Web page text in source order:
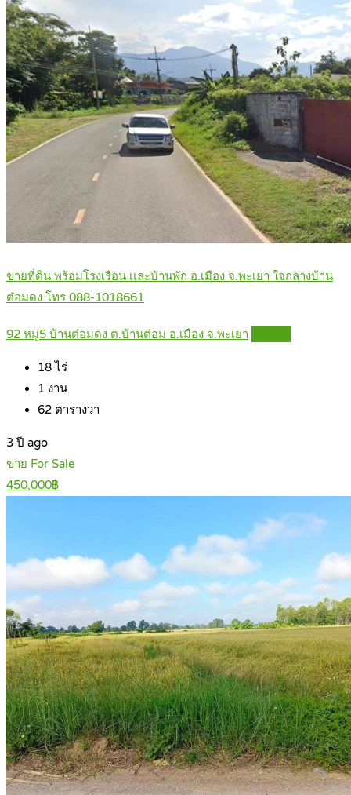
ขายที่ดิน พร้อมโรงเรือน เเละบ้านพัก อ.เมือง จ.พะเยา ใจกลางบ้าน
ต๋อมดง โทร 088-1018661
92 หมู่5 บ้านต๋อมดง ต.บ้านต๋อม อ.เมือง จ.พะเยา
18 ไร่
1 งาน
62 ตารางวา
3 ปี ago
ขาย For Sale
450,000฿